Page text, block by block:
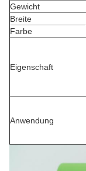
Gewicht
Breite
Farbe
Eigenschaft
Anwendung